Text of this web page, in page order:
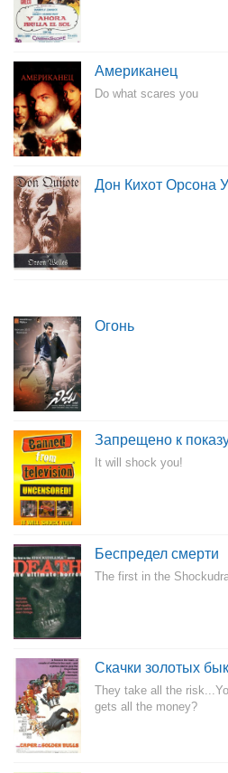
Американец
Do what scares you
Дон Кихот Орсона
Огонь
Запрещено к
It will shock you!
Беспредел смерти
The first in the
Скачки золотых
They take all the
gets all the money?